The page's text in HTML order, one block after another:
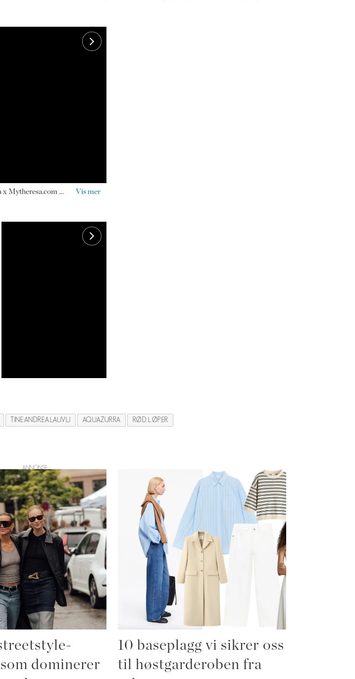
Hetfleisch/Getty Images for mytheresa)
TINE ANDREA LAUVLI AQUAZURRA RØD LØPER
dominerer
10 baseplagg vi sikrer oss
til høstgarderoben fra